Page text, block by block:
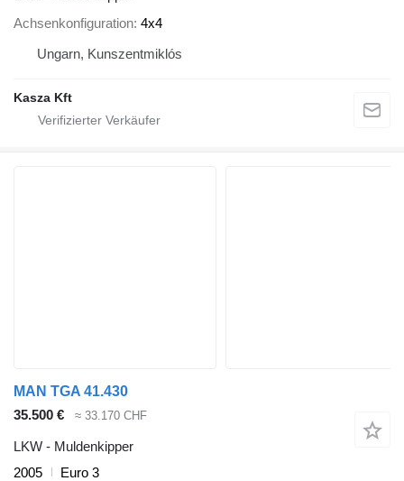
Achsenkonfiguration 4x4
Ungarn, Kunszentmiklós
Kasza Kft
MAN TGA 41.430
35.500 €
≈ 33.170 CHF
LKW - Muldenkipper
2005
Euro 3